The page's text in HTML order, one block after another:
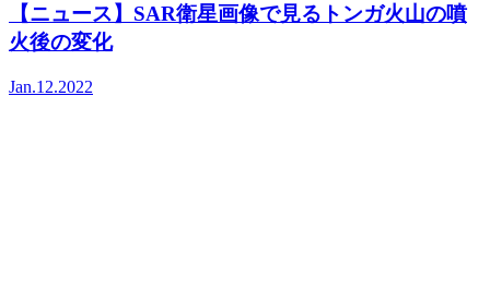
【ニュース】SAR衛星画像で見るトンガ火山の噴
火後の変化
Jan.12.2022